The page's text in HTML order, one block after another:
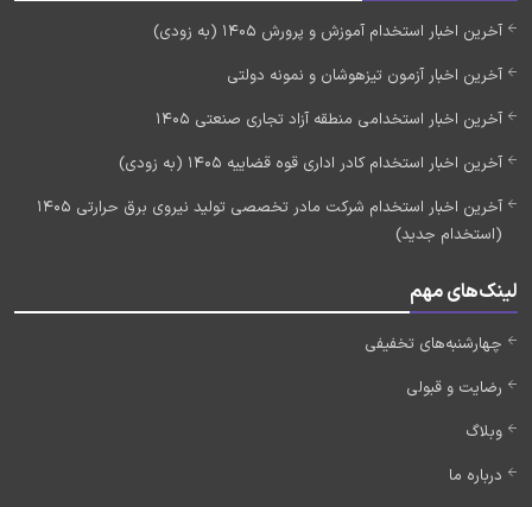
آخرین اخبار استخدام آموزش و پرورش 1405 (به زودی)
آخرین اخبار آزمون تیزهوشان و نمونه دولتی
آخرین اخبار استخدامی منطقه آزاد تجاری صنعتی 1405
آخرین اخبار استخدام کادر اداری قوه قضاییه 1405 (به زودی)
آخرین اخبار استخدام شرکت مادر تخصصی تولید نیروی برق حرارتی 1405
(استخدام جدید)
لینک‌های مهم
چهارشنبه‌های تخفیفی
رضایت و قبولی
وبلاگ
درباره ما